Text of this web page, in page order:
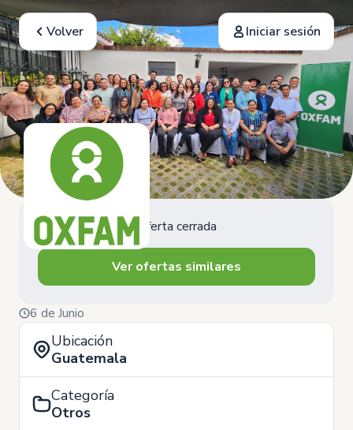
Volver Iniciar sesión
Oferta cerrada
Ver ofertas similares
6 de Junio
Ubicación
Guatemala
Categoría
Otros